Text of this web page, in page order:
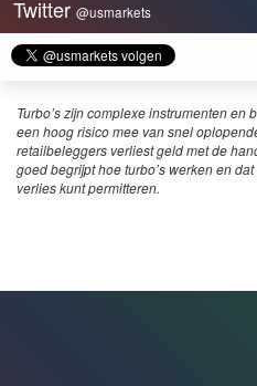
Twitter @usmarkets
Turbo’s zijn complexe instrumenten
een hoog risico mee van snel
retailbeleggers verliest geld met de
goed begrijpt hoe turbo’s werken en
verlies kunt permitteren.